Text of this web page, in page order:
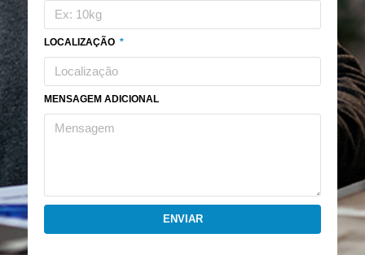
LOCALIZAÇÃO
MENSAGEM ADICIONAL
ENVIAR